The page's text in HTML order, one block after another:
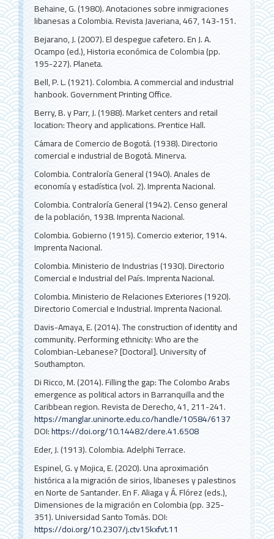
Behaine, G. (1980). Anotaciones sobre inmigraciones
libanesas a Colombia. Revista Javeriana, 467, 143-151.
Bejarano, J. (2007). El despegue cafetero. En J. A.
Ocampo (ed.), Historia económica de Colombia (pp.
195-227). Planeta.
Bell, P. L. (1921). Colombia. A commercial and industrial
hanbook. Government Printing Office.
Berry, B. y Parr, J. (1988). Market centers and retail
location: Theory and applications. Prentice Hall.
Cámara de Comercio de Bogotá. (1938). Directorio
comercial e industrial de Bogotá. Minerva.
Colombia. Contraloría General (1940). Anales de
economía y estadística (vol. 2). Imprenta Nacional.
Colombia. Contraloría General (1942). Censo general
de la población, 1938. Imprenta Nacional.
Colombia. Gobierno (1915). Comercio exterior, 1914.
Imprenta Nacional.
Colombia. Ministerio de Industrias (1930). Directorio
Comercial e Industrial del País. Imprenta Nacional.
Colombia. Ministerio de Relaciones Exteriores (1920).
Directorio Comercial e Industrial. Imprenta Nacional.
Davis-Amaya, E. (2014). The construction of identity and
community. Performing ethnicity: Who are the
Colombian-Lebanese? [Doctoral]. University of
Southampton.
Di Ricco, M. (2014). Filling the gap: The Colombo Arabs
emergence as political actors in Barranquilla and the
Caribbean region. Revista de Derecho, 41, 211-241.
https://manglar.uninorte.edu.co/handle/10584/6137
DOI:https://doi.org/10.14482/dere.41.6508
Eder, J. (1913). Colombia. Adelphi Terrace.
Espinel, G. y Mojica, E. (2020). Una aproximación
histórica a la migración de sirios, libaneses y palestinos
en Norte de Santander. En F. Aliaga y Á. Flórez (eds.),
Dimensiones de la migración en Colombia (pp. 325-
351). Universidad Santo Tomás.DOI:
https://doi.org/10.2307/j.ctv15kxfvt.11